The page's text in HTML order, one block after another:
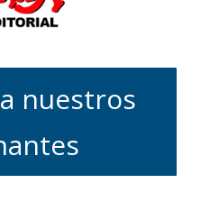
nuestros